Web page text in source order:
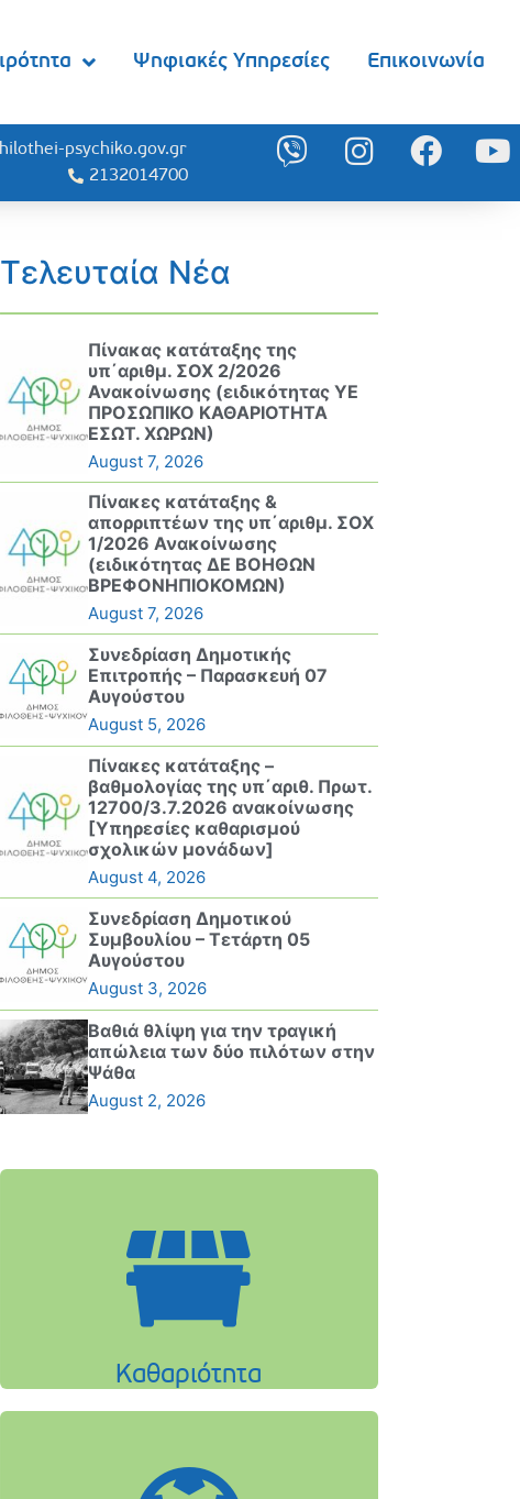
Ψηφιακές Υπηρεσίες Επικοινωνία
psychiko.gov.gr
2132014700
Τελευταία Νέα
Πίνακας κατάταξης της
υπ΄αριθμ. ΣΟΧ 2/2026
Ανακοίνωσης (ειδικότητας ΥΕ
ΠΡΟΣΩΠΙΚΟ ΚΑΘΑΡΙΟΤΗΤΑ
ΕΣΩΤ. ΧΩΡΩΝ)
August 7, 2026
Πίνακες κατάταξης &
απορριπτέων της υπ΄αριθμ. ΣΟΧ
1/2026 Ανακοίνωσης
(ειδικότητας ΔΕ ΒΟΗΘΩΝ
ΒΡΕΦΟΝΗΠΙΟΚΟΜΩΝ)
August 7, 2026
Συνεδρίαση Δημοτικής
Επιτροπής – Παρασκευή 07
Αυγούστου
August 5, 2026
Πίνακες κατάταξης –
βαθμολογίας της υπ΄αριθ. Πρωτ.
12700/3.7.2026 ανακοίνωσης
[Υπηρεσίες καθαρισμού
σχολικών μονάδων]
August 4, 2026
Συνεδρίαση Δημοτικού
Συμβουλίου – Τετάρτη 05
Αυγούστου
August 3, 2026
Βαθιά θλίψη για την τραγική
απώλεια των δύο πιλότων στην
Ψάθα
August 2, 2026